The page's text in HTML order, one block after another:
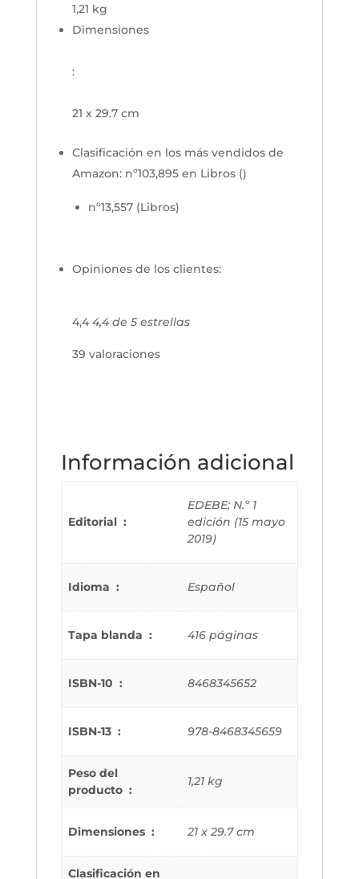
1,21 kg
Dimensiones
:
21 x 29.7 cm
Clasificación en los más vendidos de
Amazon: nº103,895 en Libros ()
nº13,557 (Libros)
Opiniones de los clientes:
4,4 4,4 de 5 estrellas
39 valoraciones
Información adicional
Editorial ‏ : ‎
EDEBE; N.º 1
edición (15 mayo
2019)
Idioma ‏ : ‎ Español
Tapa blanda ‏ : ‎ 416 páginas
ISBN-10 ‏ : ‎ 8468345652
ISBN-13 ‏ : ‎ 978-8468345659
Peso del
producto ‏ : ‎
1,21 kg
Dimensiones ‏ : ‎ 21 x 29.7 cm
Clasificación en